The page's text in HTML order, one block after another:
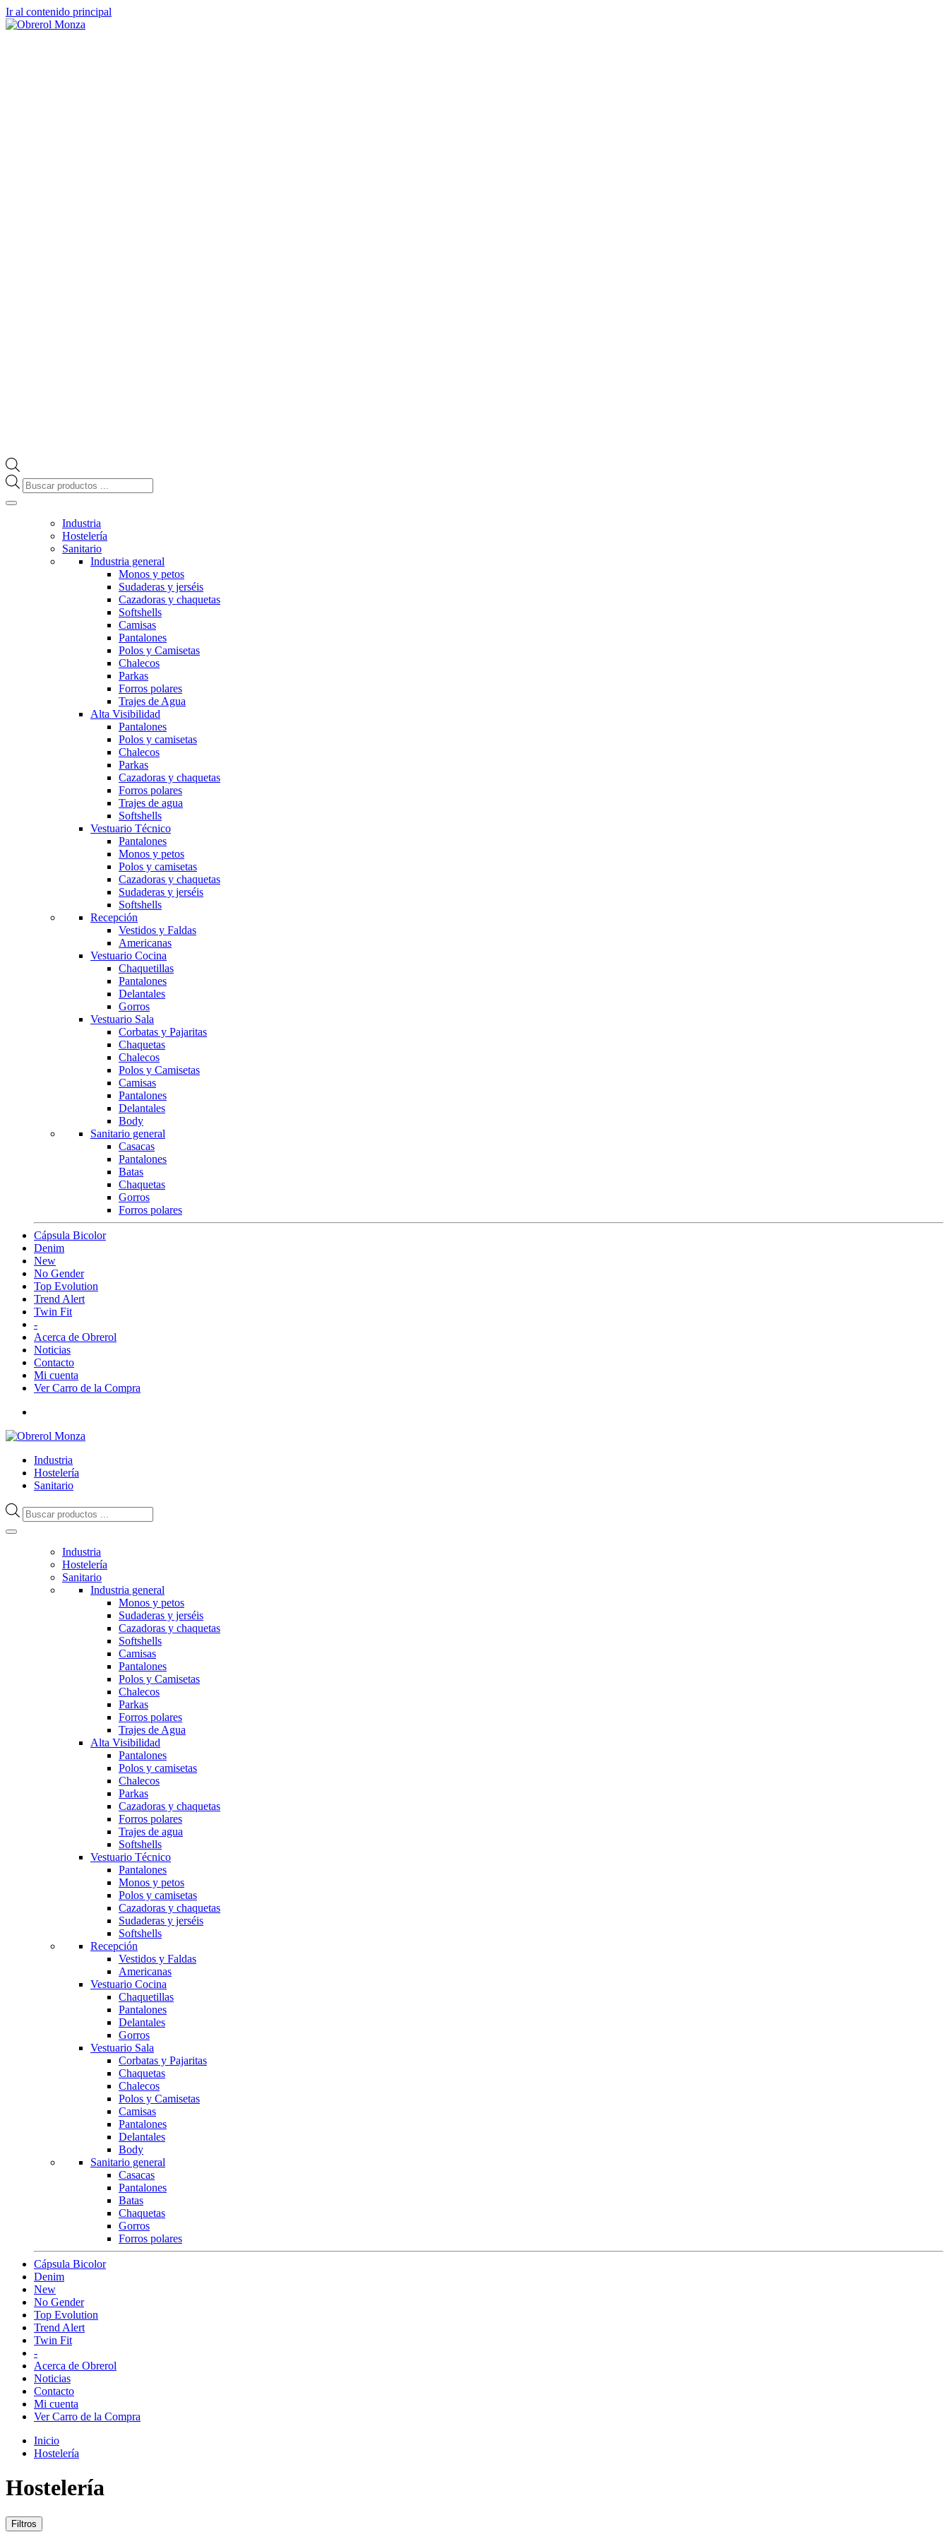
Ir al contenido principal
Búsqueda
de
Industria
Hostelería
Sanitario
Industria general
Monos y petos
Sudaderas y jerséis
Cazadoras y chaquetas
Softshells
Camisas
Pantalones
Polos y Camisetas
Chalecos
Parkas
Forros polares
Trajes de Agua
Alta Visibilidad
Pantalones
Polos y camisetas
Chalecos
Parkas
Cazadoras y chaquetas
Forros polares
Trajes de agua
Softshells
Vestuario Técnico
Pantalones
Monos y petos
Polos y camisetas
Cazadoras y chaquetas
Sudaderas y jerséis
Softshells
Recepción
Vestidos y Faldas
Americanas
Vestuario Cocina
Chaquetillas
Pantalones
Delantales
Gorros
Vestuario Sala
Corbatas y Pajaritas
Chaquetas
Chalecos
Polos y Camisetas
Camisas
Pantalones
Delantales
Body
Sanitario general
Casacas
Pantalones
Batas
Chaquetas
Gorros
Forros polares
Cápsula Bicolor
Denim
New
No Gender
Top Evolution
Trend Alert
Twin Fit
-
Acerca de Obrerol
Noticias
Contacto
Mi cuenta
Ver Carro de la Compra
Industria
Hostelería
Sanitario
Búsqueda
de
Industria
Hostelería
Sanitario
Industria general
Monos y petos
Sudaderas y jerséis
Cazadoras y chaquetas
Softshells
Camisas
Pantalones
Polos y Camisetas
Chalecos
Parkas
Forros polares
Trajes de Agua
Alta Visibilidad
Pantalones
Polos y camisetas
Chalecos
Parkas
Cazadoras y chaquetas
Forros polares
Trajes de agua
Softshells
Vestuario Técnico
Pantalones
Monos y petos
Polos y camisetas
Cazadoras y chaquetas
Sudaderas y jerséis
Softshells
Recepción
Vestidos y Faldas
Americanas
Vestuario Cocina
Chaquetillas
Pantalones
Delantales
Gorros
Vestuario Sala
Corbatas y Pajaritas
Chaquetas
Chalecos
Polos y Camisetas
Camisas
Pantalones
Delantales
Body
Sanitario general
Casacas
Pantalones
Batas
Chaquetas
Gorros
Forros polares
Cápsula Bicolor
Denim
New
No Gender
Top Evolution
Trend Alert
Twin Fit
-
Acerca de Obrerol
Noticias
Contacto
Mi cuenta
Ver Carro de la Compra
Inicio
Hostelería
Hostelería
Filtros